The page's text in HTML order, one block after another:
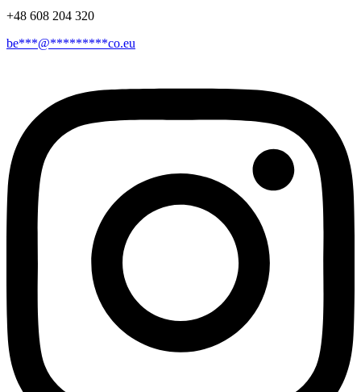
+48 608 204 320
be***@*********co.eu